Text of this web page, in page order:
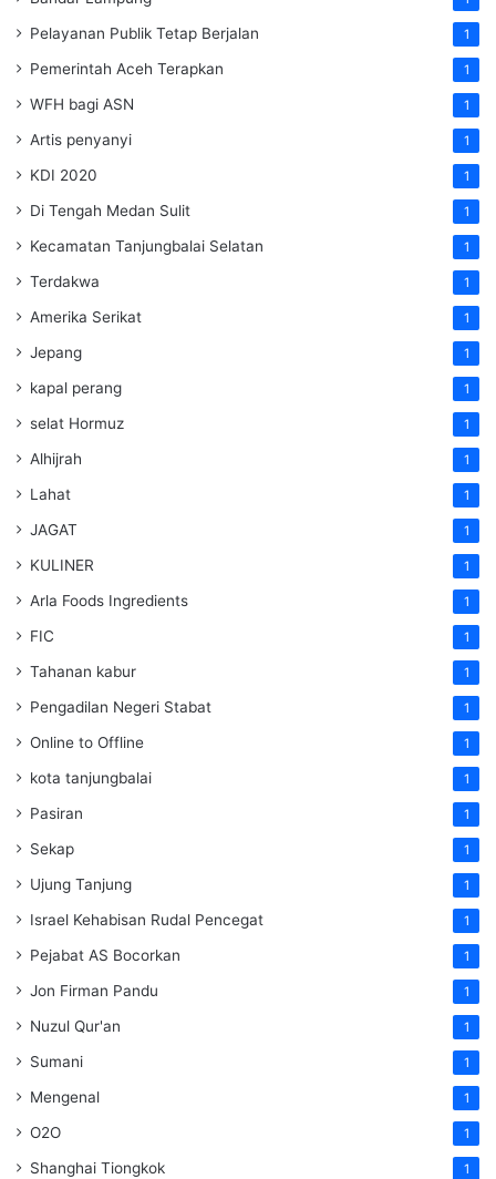
Pelayanan Publik Tetap Berjalan 1
Pemerintah Aceh Terapkan 1
WFH bagi ASN 1
Artis penyanyi 1
KDI 2020 1
Di Tengah Medan Sulit 1
Kecamatan Tanjungbalai Selatan 1
Terdakwa 1
Amerika Serikat 1
Jepang 1
kapal perang 1
selat Hormuz 1
Alhijrah 1
Lahat 1
JAGAT 1
KULINER 1
Arla Foods Ingredients 1
FIC 1
Tahanan kabur 1
Pengadilan Negeri Stabat 1
Online to Offline 1
kota tanjungbalai 1
Pasiran 1
Sekap 1
Ujung Tanjung 1
Israel Kehabisan Rudal Pencegat 1
Pejabat AS Bocorkan 1
Jon Firman Pandu 1
Nuzul Qur'an 1
Sumani 1
Mengenal 1
O2O 1
Shanghai Tiongkok 1